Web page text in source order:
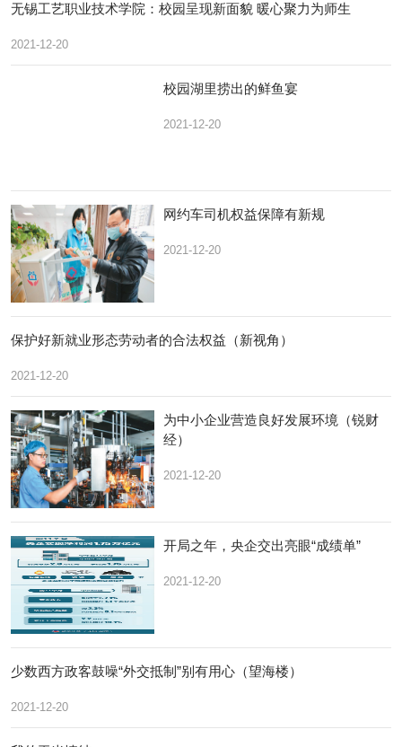
无锡工艺职业技术学院：校园呈现新面貌 暖心聚力为师生
2021-12-20
校园湖里捞出的鲜鱼宴
2021-12-20
网约车司机权益保障有新规
2021-12-20
保护好新就业形态劳动者的合法权益（新视角）
2021-12-20
为中小企业营造良好发展环境（锐财
经）
2021-12-20
开局之年，央企交出亮眼“成绩单”
2021-12-20
少数西方政客鼓噪“外交抵制”别有用心（望海楼）
2021-12-20